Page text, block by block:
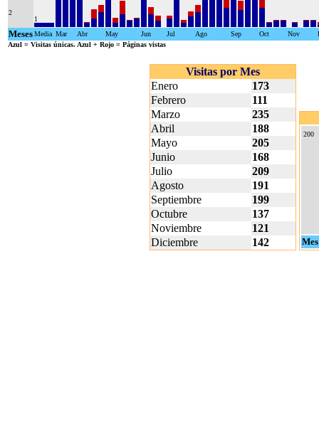
2
1
MesesMedia Mar Abr May Jun Jul Ago Sep Oct Nov
Azul = Visitas únicas. Azul + Rojo = Páginas vistas
Visitas por Mes
Enero
173
Febrero
111
Marzo
235
Abril
188
Mayo
205
Junio
168
Julio
209
Agosto
191
Septiembre
199
Octubre
137
Noviembre
121
Diciembre
142
200
Mes